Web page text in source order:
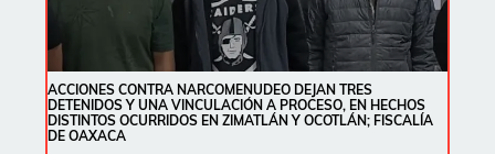
ACCIONES CONTRA NARCOMENUDEO DEJAN TRES
DETENIDOS Y UNA VINCULACIÓN A PROCESO, EN HECHOS
DISTINTOS OCURRIDOS EN ZIMATLÁN Y OCOTLÁN; FISCALÍA
DE OAXACA